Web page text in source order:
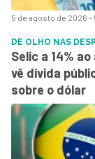
5 de agosto de 2026 -
DE OLHO NAS
Selic a 14%
vê dívida
sobre o dólar